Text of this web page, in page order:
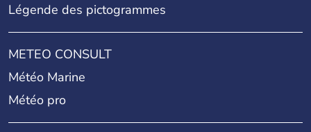
Légende des pictogrammes
METEO CONSULT
Météo Marine
Météo pro